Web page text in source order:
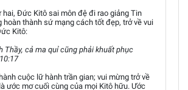
hai, Đức Kitô sai môn đệ đi rao giảng Tin
hoàn thành sứ mạng cách tốt đẹp, trở về vui
Kitô:
Thầy, cả ma quỉ cũng phải khuất phục
cuộc lữ hành trần gian; vui mừng trở về
ước mơ cuối cùng của mọi Kitô hữu. Ước